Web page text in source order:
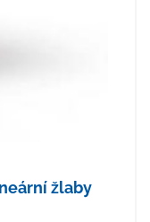
žlaby